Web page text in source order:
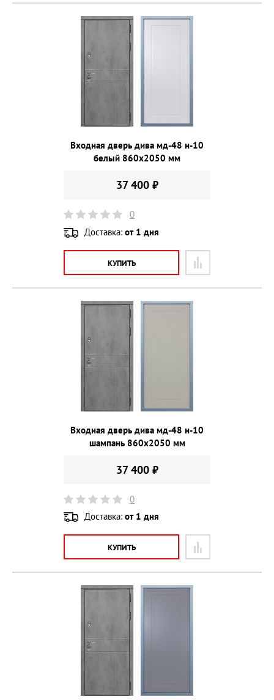
Входная дверь дива мд-48 н-10
белый 860х2050 мм
37 400 ₽
0
Доставка: от 1 дня
КУПИТЬ
Входная дверь дива мд-48 н-10
шампань 860х2050 мм
37 400 ₽
0
Доставка: от 1 дня
КУПИТЬ